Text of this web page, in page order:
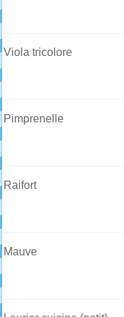
Viola tricolore
Pimprenelle
Raifort
Mauve